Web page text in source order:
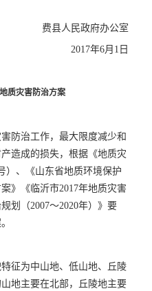
费县人民政府办公室
2017年6月1日
质灾害防治方案
防治工作，最大限度减少和
造成的损失，根据《地质灾
）、《山东省地质环境保护
》《临沂市2017年地质灾害
划（2007～2020年）》要
征为中山地、低山地、丘陵
地主要在北部，丘陵地主要